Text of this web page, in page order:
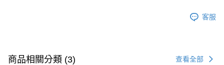
客服
商品相關分類 (3) 查看全部